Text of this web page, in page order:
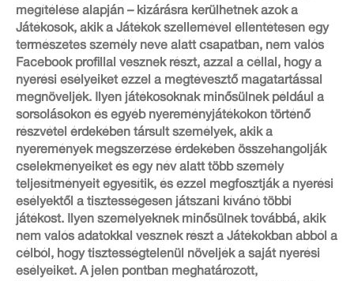
megítélése alapján – kizárásra kerülhetnek azok a
Játékosok, akik a Játékok szellemével ellentétesen egy
természetes személy neve alatt csapatban, nem valós
Facebook profillal vesznek részt, azzal a céllal, hogy a
nyerési esélyeiket ezzel a megtévesztő magatartással
megnöveljék. Ilyen játékosoknak minősülnek például a
sorsolásokon és egyéb nyereményjátékokon történő
részvétel érdekében társult személyek, akik a
nyeremények megszerzése érdekében összehangolják
cselekményeiket és egy név alatt több személy
teljesítményeit egyesítik, és ezzel megfosztják a nyerési
esélyektől a tisztességesen játszani kívánó többi
játékost. Ilyen személyeknek minősülnek továbbá, akik
nem valós adatokkal vesznek részt a Játékokban abból a
célból, hogy tisztességtelenül növeljék a saját nyerési
esélyeiket. A jelen pontban meghatározott,